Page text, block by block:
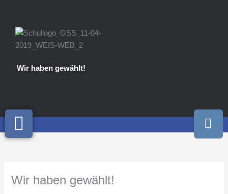
springen
Wir haben gewählt!
I
n
s
Wir haben gewählt!